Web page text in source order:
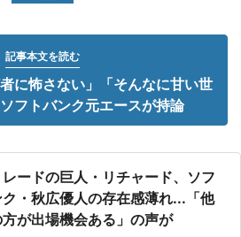
記事本文を読む
に怖さない」「そんなに甘い世
フトバンク元エースが持論
ードの巨人・リチャード、ソフ
ク・秋広優人の存在感薄れ...「他
が出場機会ある」の声が